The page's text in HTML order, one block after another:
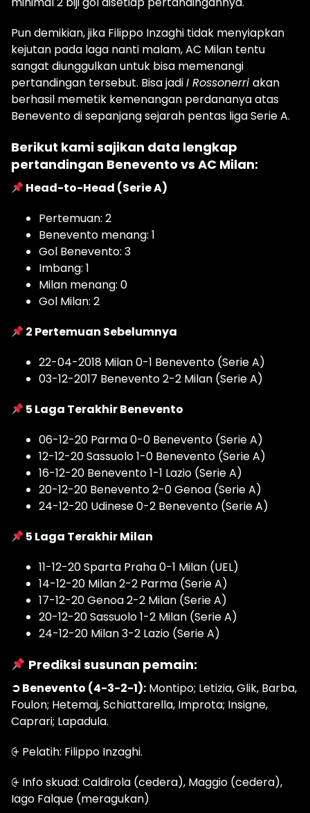
Pun demikian, jika Filippo Inzaghi tidak menyiapkan
kejutan pada laga nanti malam, AC Milan tentu
sangat diunggulkan untuk bisa memenangi
pertandingan tersebut. Bisa jadiI Rossonerri akan
berhasil memetik kemenangan perdananya atas
Benevento di sepanjang sejarah pentas liga Serie A.
Berikut kami sajikan data lengkap
pertandingan Benevento vs AC Milan:
Head-to-Head (Serie A)
Pertemuan: 2
Benevento menang: 1
Gol Benevento: 3
Imbang: 1
Milan menang: 0
Gol Milan: 2
2 Pertemuan Sebelumnya
22-04-2018 Milan 0-1 Benevento (Serie A)
03-12-2017 Benevento 2-2 Milan (Serie A)
5 Laga Terakhir Benevento
06-12-20 Parma 0-0 Benevento (Serie A)
12-12-20 Sassuolo 1-0 Benevento (Serie A)
16-12-20 Benevento 1-1 Lazio (Serie A)
20-12-20 Benevento 2-0 Genoa (Serie A)
24-12-20 Udinese 0-2 Benevento (Serie A)
5 Laga Terakhir Milan
11-12-20 Sparta Praha 0-1 Milan (UEL)
14-12-20 Milan 2-2 Parma (Serie A)
17-12-20 Genoa 2-2 Milan (Serie A)
20-12-20 Sassuolo 1-2 Milan (Serie A)
24-12-20 Milan 3-2 Lazio (Serie A)
Prediksi susunan pemain:
➲ Benevento (4-3-2-1): Montipo; Letizia, Glik, Barba,
Foulon; Hetemaj, Schiattarella, Improta; Insigne,
Caprari; Lapadula.
⨭ Pelatih: Filippo Inzaghi.
⨭ Info skuad: Caldirola (cedera), Maggio (cedera),
Iago Falque (meragukan)